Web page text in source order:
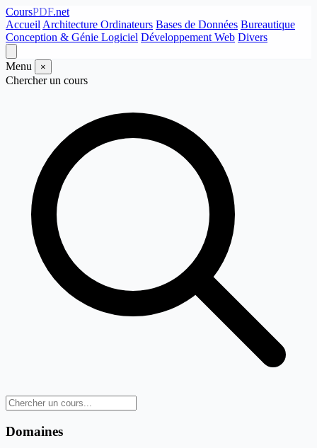
CoursPDF.net
Accueil Architecture Ordinateurs Bases de Données Bureautique
Conception & Génie Logiciel Développement Web Divers
Menu ×
Chercher un cours
Domaines